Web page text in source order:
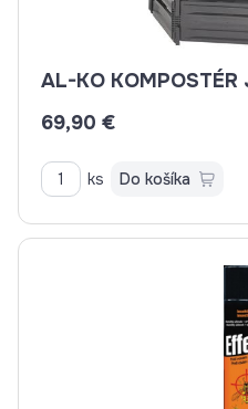
69,90 €
ks Do košíka